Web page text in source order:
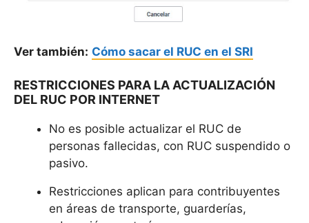
Ver también: Cómo sacar el RUC en el SRI
RESTRICCIONES PARA LA ACTUALIZACIÓN
DEL RUC POR INTERNET
No es posible actualizar el RUC de
personas fallecidas, con RUC suspendido o
pasivo.
Restricciones aplican para contribuyentes
en áreas de transporte, guarderías,